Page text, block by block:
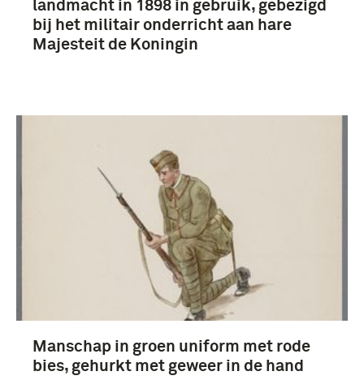
landmacht in 1898 in gebruik, gebezigd
bij het militair onderricht aan hare
Majesteit de Koningin
Manschap in groen uniform met rode
bies, gehurkt met geweer in de hand